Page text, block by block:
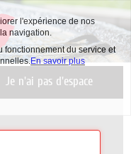
l'expérience de nos
navigation.
fonctionnement du service et
En savoir plus
Je n'ai pas d'espace